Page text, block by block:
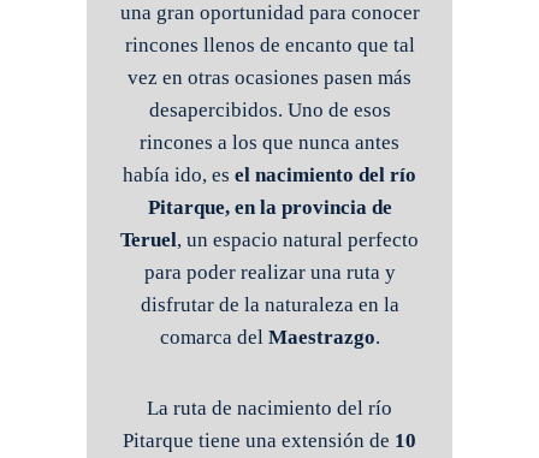
una gran oportunidad para conocer
rincones llenos de encanto que tal
vez en otras ocasiones pasen más
desapercibidos. Uno de esos
rincones a los que nunca antes
había ido, es el nacimiento del río
Pitarque, en la provincia de
Teruel, un espacio natural perfecto
para poder realizar una ruta y
disfrutar de la naturaleza en la
comarca del Maestrazgo.
La ruta de nacimiento del río
Pitarque tiene una extensión de 10